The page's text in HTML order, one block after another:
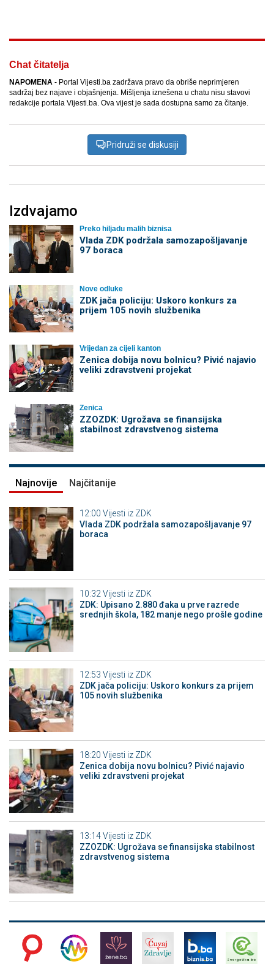
Chat čitatelja
NAPOMENA - Portal Vijesti.ba zadržava pravo da obriše neprimjeren
sadržaj bez najave i objašnjenja. Mišljenja iznešena u chatu nisu stavovi
redakcije portala Vijesti.ba. Ova vijest je sada dostupna samo za čitanje.
Pridruži se diskusiji
Izdvajamo
Preko hiljadu malih biznisa
Vlada ZDK podržala samozapošljavanje
97 boraca
Nove odluke
ZDK jača policiju: Uskoro konkurs za
prijem 105 novih službenika
Vrijedan za cijeli kanton
Zenica dobija novu bolnicu? Pivić najavio
veliki zdravstveni projekat
Zenica
ZZOZDK: Ugrožava se finansijska
stabilnost zdravstvenog sistema
Najnovije Najčitanije
12:00 Vijesti iz ZDK
Vlada ZDK podržala samozapošljavanje 97
boraca
10:32 Vijesti iz ZDK
ZDK: Upisano 2.880 đaka u prve razrede
srednjih škola, 182 manje nego prošle godine
12:53 Vijesti iz ZDK
ZDK jača policiju: Uskoro konkurs za prijem
105 novih službenika
18:20 Vijesti iz ZDK
Zenica dobija novu bolnicu? Pivić najavio
veliki zdravstveni projekat
13:14Vijesti iz ZDK
ZZOZDK: Ugrožava se finansijska stabilnost
zdravstvenog sistema